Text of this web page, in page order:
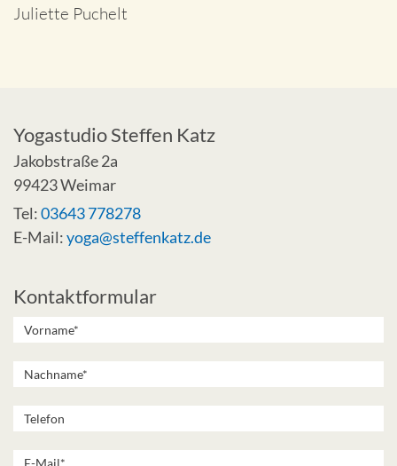
Juliette Puchelt
Yogastudio Steffen Katz
Jakobstraße 2a
99423 Weimar
Tel:03643 778278
E-Mail:yoga@steffenkatz.de
Kontaktformular